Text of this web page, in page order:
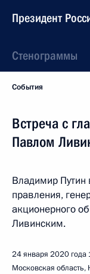
Президент
Стенограммы
События
Встреча с
Павлом
Владимир Путин
правления,
акционерного
Ливинским.
24 января 2020 года
Московская область,